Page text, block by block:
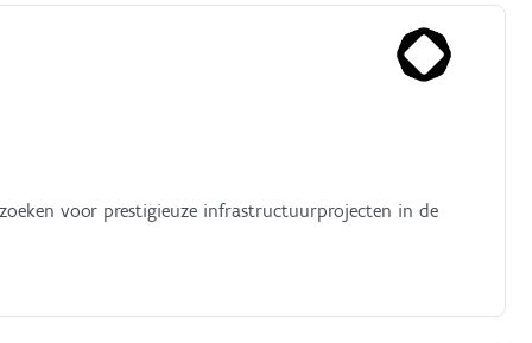
voor prestigieuze infrastructuurprojecten in de